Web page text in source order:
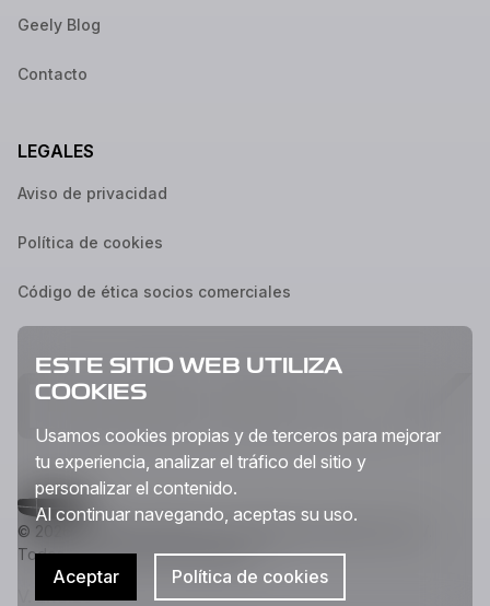
Geely Blog
Contacto
LEGALES
Aviso de privacidad
Política de cookies
Código de ética socios comerciales
© 2026 Geely Auto México Corporation, S de R.L. de C.V.
Todos los derechos reservados.
V. 2.13.29
ESTE SITIO WEB UTILIZA
COOKIES
Usamos cookies propias y de terceros para mejorar
tu experiencia, analizar el tráfico del sitio y
personalizar el contenido.
Al continuar navegando, aceptas su uso.
Aceptar Política de cookies